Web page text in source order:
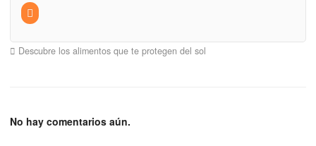
Descubre los alimentos que te protegen del sol
No hay comentarios aún.